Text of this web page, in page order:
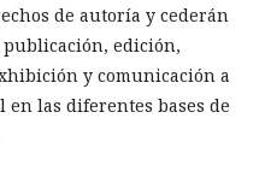
de autoría y cederán
edición,
y comunicación a
las diferentes bases de